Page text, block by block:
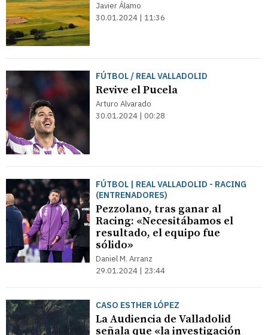
Javier Álamo
30.01.2024 | 11:36
FÚTBOL / REAL VALLADOLID
Revive el Pucela
Arturo Alvarado
30.01.2024 | 00:28
FÚTBOL | REAL VALLADOLID - RACING
(ENTRENADORES)
Pezzolano, tras ganar al
Racing: «Necesitábamos el
resultado, el equipo fue
sólido»
Daniel M. Arranz
29.01.2024 | 23:44
CASO ESTHER LÓPEZ
La Audiencia de Valladolid
señala que «la investigación